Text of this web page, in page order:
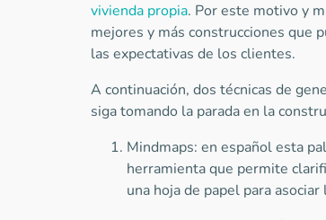
vivienda propia. Por este motivo y
mejores y más construcciones que
las expectativas de los clientes.
A continuación, dos técnicas de
siga tomando la parada en la
Mindmaps: en español esta
herramienta que permite
una hoja de papel para